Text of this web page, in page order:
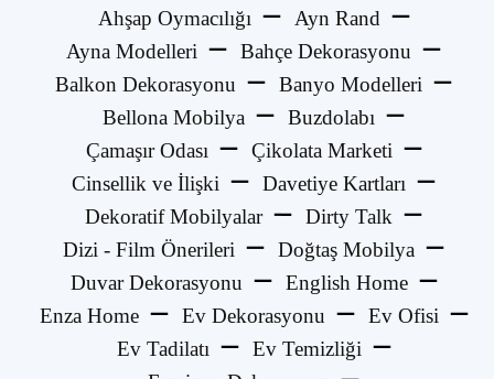
Ahşap Oymacılığı
Ayn Rand
Ayna Modelleri
Bahçe Dekorasyonu
Balkon Dekorasyonu
Banyo Modelleri
Bellona Mobilya
Buzdolabı
Çamaşır Odası
Çikolata Marketi
Cinsellik ve İlişki
Davetiye Kartları
Dekoratif Mobilyalar
Dirty Talk
Dizi - Film Önerileri
Doğtaş Mobilya
Duvar Dekorasyonu
English Home
Enza Home
Ev Dekorasyonu
Ev Ofisi
Ev Tadilatı
Ev Temizliği